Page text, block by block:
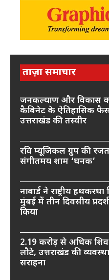
ताज़ा समाचार
जनकल्याण और विकास
कैबिनेट के ऐतिहासिक
उत्तराखंड की तस्वीर
रवि म्यूजिकल ग्रुप की
संगीतमय शाम ‘घनक’
नाबार्ड ने राष्ट्रीय
मुंबई में तीन दिवसीय
किया
2.19 करोड़ से अधिक
लौटे, उत्तराखंड की
सराहना